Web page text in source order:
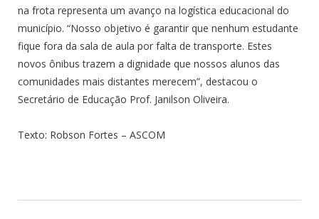
na frota representa um avanço na logística educacional do
município. “Nosso objetivo é garantir que nenhum estudante
fique fora da sala de aula por falta de transporte. Estes
novos ônibus trazem a dignidade que nossos alunos das
comunidades mais distantes merecem”, destacou o
Secretário de Educação Prof. Janilson Oliveira.
Texto: Robson Fortes – ASCOM